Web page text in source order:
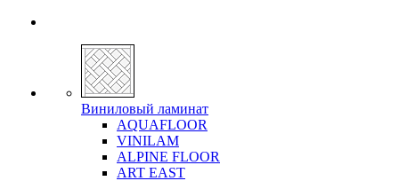
Виниловый ламинат
AQUAFLOOR
VINILAM
ALPINE FLOOR
ART EAST